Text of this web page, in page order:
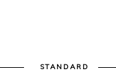
STANDARD